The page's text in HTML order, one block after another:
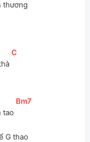
thương
[
C
tao
[Bm7
G thao